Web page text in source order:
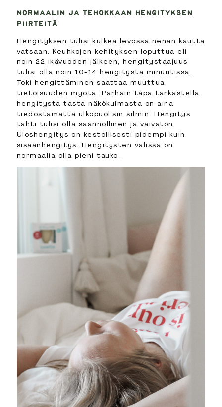
NORMAALIN JA TEHOKKAAN HENGITYKSEN
PIIRTEITÄ
Hengityksen tulisi kulkea levossa nenän kautta
vatsaan. Keuhkojen kehityksen loputtua eli
noin 22 ikävuoden jälkeen, hengitystaajuus
tulisi olla noin 10-14 hengitystä minuutissa.
Toki hengittäminen saattaa muuttua
tietoisuuden myötä. Parhain tapa tarkastella
hengitystä tästä näkökulmasta on aina
tiedostamatta ulkopuolisin silmin. Hengitys
tahti tulisi olla säännöllinen ja vaivaton.
Uloshengitys on kestollisesti pidempi kuin
sisäänhengitys. Hengitysten välissä on
normaalia olla pieni tauko.